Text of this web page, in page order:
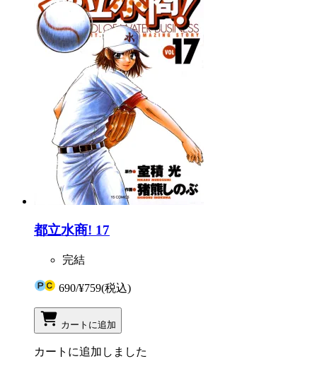
都立水商! 17
完結
690/¥759(税込)
カートに追加
カートに追加しました